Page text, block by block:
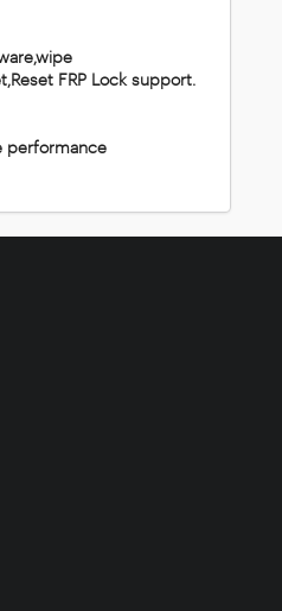
FRP Lock support.
performance